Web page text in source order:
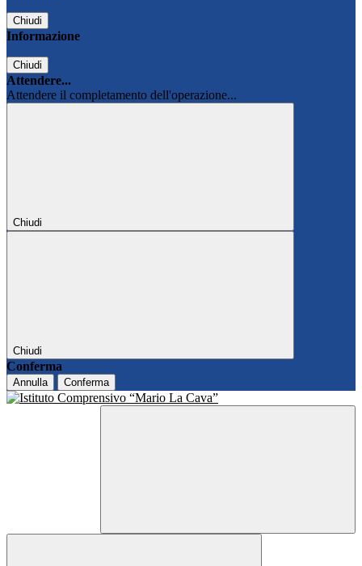
Chiudi
Informazione
Chiudi
Attendere...
Attendere il completamento dell'operazione...
Chiudi
Chiudi
Conferma
Annulla Conferma